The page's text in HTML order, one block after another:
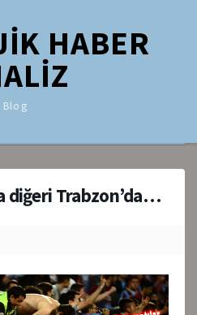
HABER
Blog
diğeri Trabzon’da…